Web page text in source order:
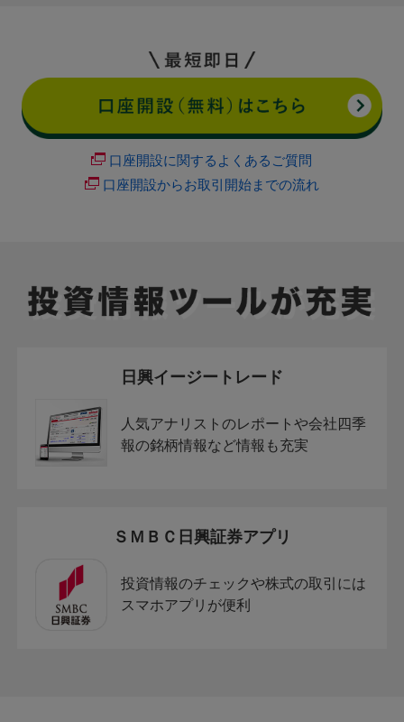
口座開設に関するよくあるご質問
口座開設からお取引開始までの流れ
日興イージートレード
人気アナリストのレポートや会社四季
報の銘柄情報など情報も充実
ＳＭＢＣ日興証券アプリ
投資情報のチェックや株式の取引には
スマホアプリが便利